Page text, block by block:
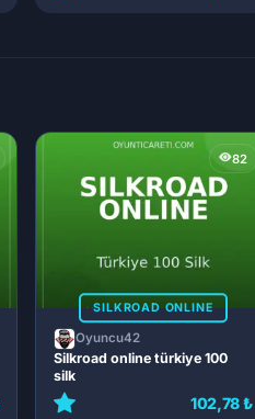
82
SILKROAD ONLINE
Oyuncu42
Silkroad online türkiye 100
silk
102,78 ₺